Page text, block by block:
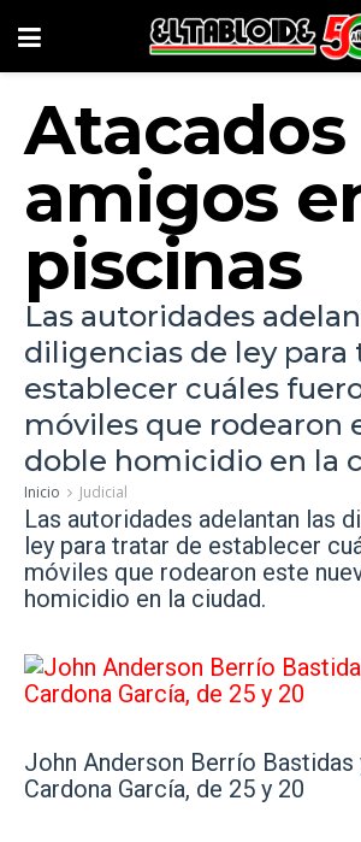
amigos
piscinas
Las autoridades
diligencias de ley para
establecer cuáles
móviles que rodearon
doble homicidio en la
Inicio Judicial
Las autoridades adelantan las
ley para tratar de establecer
móviles que rodearon este
homicidio en la ciudad.
John Anderson Berrío Bastidas
Cardona García, de 25 y 20